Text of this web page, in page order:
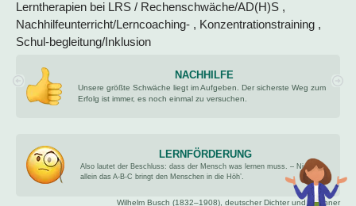
Lerntherapien bei LRS / Rechenschwäche/AD(H)S ,
Nachhilfeunterricht/Lerncoaching- , Konzentrationstraining ,
Schul-begleitung/Inklusion
NACHHILFE
Unsere größte Schwäche liegt im Aufgeben. Der sicherste Weg zum
Erfolg ist immer, es noch einmal zu versuchen.
LERNFÖRDERUNG
Also lautet der Beschluss: dass der Mensch was lernen muss. – Nicht
allein das A-B-C bringt den Menschen in die Höh’.
Wilhelm Busch (1832–1908), deutscher Dichter und Zeichner